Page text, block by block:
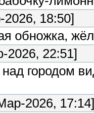
18:50]
обножка,
2026, 22:51]
городом
2026, 17:14]